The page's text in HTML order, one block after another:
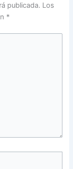
publicada. Los
*